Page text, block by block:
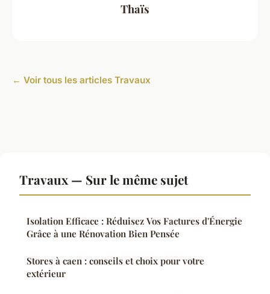
Thaïs
← Voir tous les articles Travaux
Travaux — Sur le même sujet
Isolation Efficace : Réduisez Vos Factures d'Énergie
Grâce à une Rénovation Bien Pensée
Stores à caen : conseils et choix pour votre
extérieur